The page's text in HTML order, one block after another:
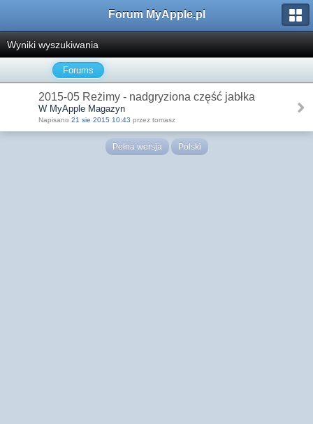
Forum MyApple.pl
Wyniki wyszukiwania
Forums
2015-05 Reżimy - nadgryziona część jabłka
W MyApple Magazyn
Napisano 21 sie 2015 10:43 przez tomasz
Pełna wersja Polski